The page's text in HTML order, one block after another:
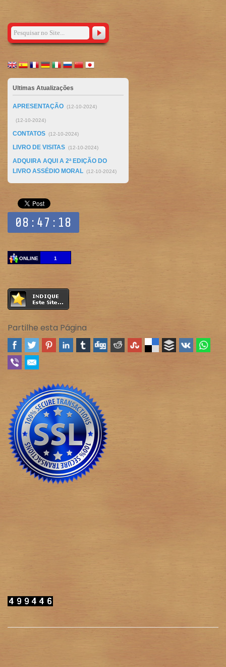
Ultimas Atualizações
APRESENTAÇÃO (12-10-2024)
(12-10-2024)
CONTATOS (12-10-2024)
LIVRO DE VISITAS (12-10-2024)
ADQUIRA AQUI A 2ª EDIÇÃO DO
LIVRO ASSÉDIO MORAL (12-10-2024)
ONLINE 1
Partilhe esta Página